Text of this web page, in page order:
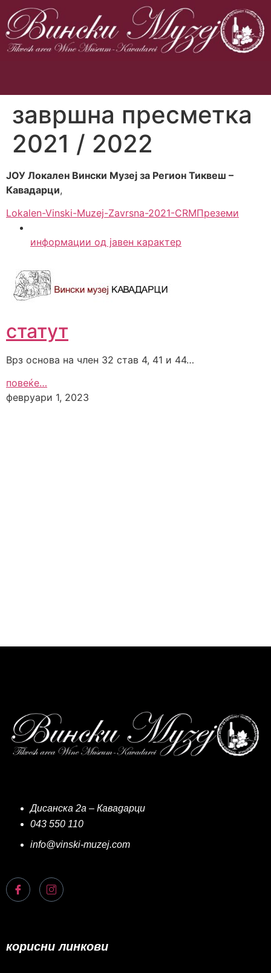
завршна пресметка
2021 / 2022
ЈОУ Локален Вински Музеј за Регион Тиквеш –
Кавадарци,
Lokalen-Vinski-Muzej-Zavrsna-2021-CRMПреземи
информации од јавен карактер
статут
Врз основа на член 32 став 4, 41 и 44…
повеќе…
февруари 1, 2023
Дисанска 2а – Кавадарци
043 550 110
info@vinski-muzej.com
корисни линкови